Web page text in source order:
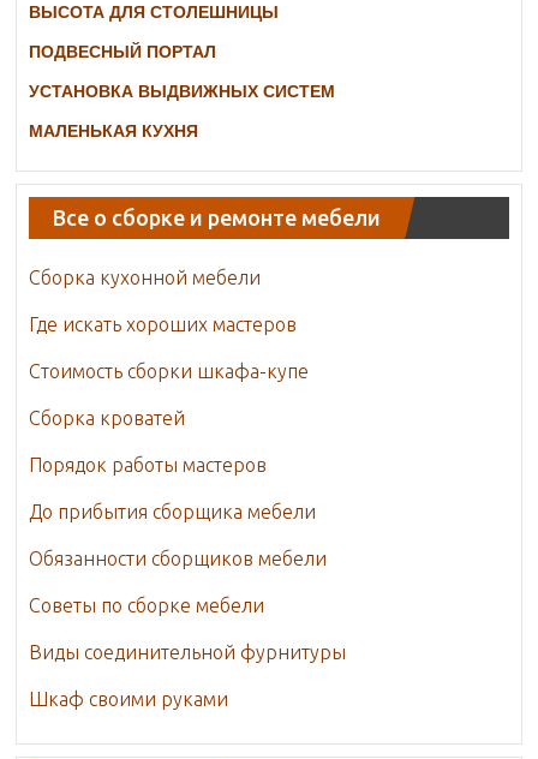
ВЫСОТА ДЛЯ СТОЛЕШНИЦЫ
ПОДВЕСНЫЙ ПОРТАЛ
УСТАНОВКА ВЫДВИЖНЫХ СИСТЕМ
МАЛЕНЬКАЯ КУХНЯ
Все о сборке и ремонте мебели
Сборка кухонной мебели
Где искать хороших мастеров
Стоимость сборки шкафа-купе
Сборка кроватей
Порядок работы мастеров
До прибытия сборщика мебели
Обязанности сборщиков мебели
Советы по сборке мебели
Виды соединительной фурнитуры
Шкаф своими руками